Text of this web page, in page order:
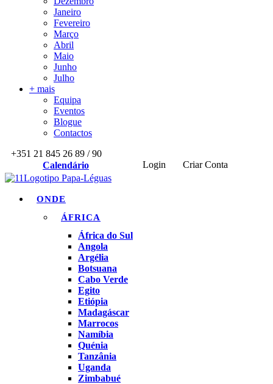
Janeiro
Fevereiro
Março
Abril
Maio
Junho
Julho
+ mais
Equipa
Eventos
Blogue
Contactos
+351 21 845 26 89 / 90
Calendário
Login Criar Conta
ONDE
ÁFRICA
África do Sul
Angola
Argélia
Botsuana
Cabo Verde
Egito
Etiópia
Madagáscar
Marrocos
Namíbia
Quénia
Tanzânia
Uganda
Zimbabué